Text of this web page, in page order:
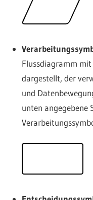
Flussdiagramm mit
dargestellt, der
und
unten angegebene